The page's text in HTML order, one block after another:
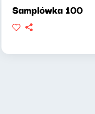
Samplówka 100